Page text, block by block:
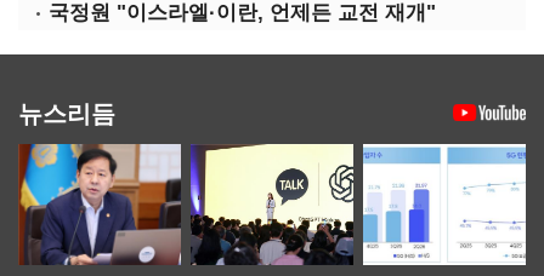
국정원 "이스라엘·이란, 언제든 교전 재개"
뉴스리듬